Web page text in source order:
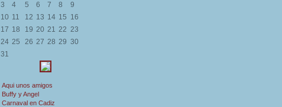
3
4 5 6 7 8
9
10 11 12 13 14 15 16
17 18 19 20 21 22 23
24 25 26 27 28 29 30
31
Aqui unos amigos
Buffy y Angel
Carnaval en Cadiz